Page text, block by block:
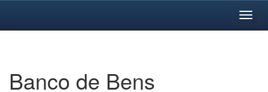
Banco de Bens